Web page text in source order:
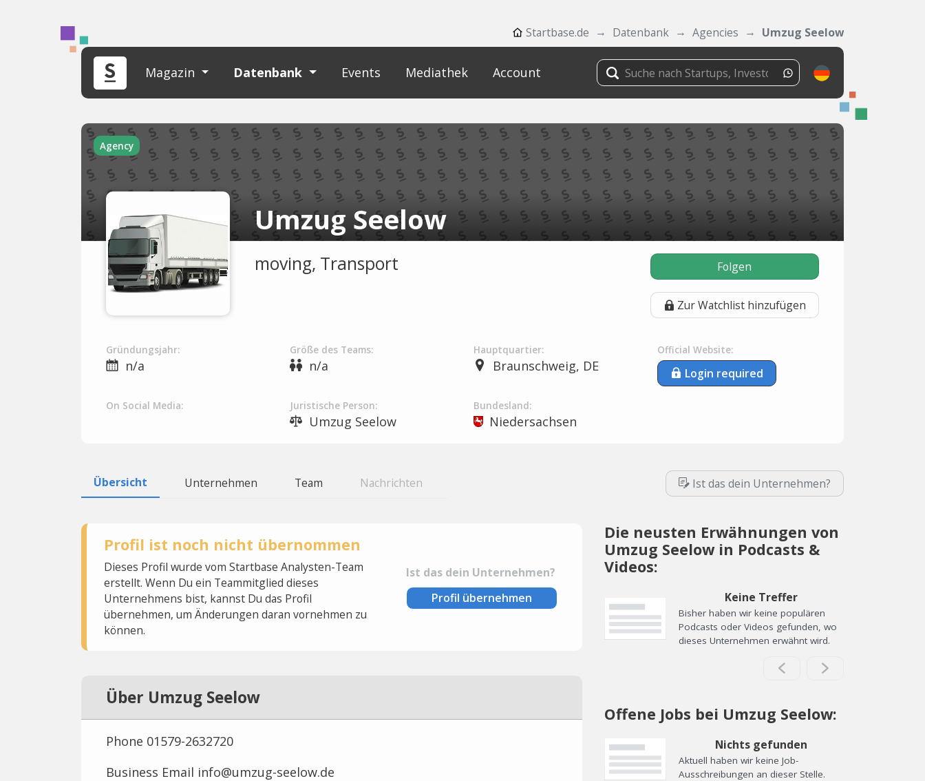
Startbase.de Datenbank Agencies Umzug Seelow
Magazin Datenbank Events Mediathek Account
Agency
Umzug Seelow
moving, Transport Folgen
Zur Watchlist hinzufügen
Gründungsjahr:
n/a
Größe des Teams:
n/a
Hauptquartier:
Braunschweig, DE
Official Website:
Login required
On Social Media: Juristische Person:
Umzug Seelow
Bundesland:
Niedersachsen
Übersicht Unternehmen Team Nachrichten Ist das dein Unternehmen?
Profil ist noch nicht übernommen
Dieses Profil wurde vom Startbase Analysten-Team
erstellt. Wenn Du ein Teammitglied dieses
Unternehmens bist, kannst Du das Profil
übernehmen, um Änderungen daran vornehmen zu
können.
Ist das dein Unternehmen?
Profil übernehmen
Über Umzug Seelow
Phone 01579-2632720
Business Email info@umzug-seelow.de
Die neusten Erwähnungen von
Umzug Seelow in Podcasts &
Videos:
Keine Treffer
Bisher haben wir keine populären
Podcasts oder Videos gefunden, wo
dieses Unternehmen erwähnt wird.
Offene Jobs bei Umzug Seelow:
Nichts gefunden
Aktuell haben wir keine Job-
Ausschreibungen an dieser Stelle.